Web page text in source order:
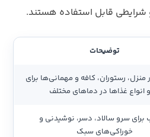
قابل استفاده هستند.
توضیحات
منزل، رستوران، کافه و مهمانی‌ها برای
انواع غذاها در دماهای مختلف
برای سرو سالاد، دسر، نوشیدنی و
خوراکی‌های سبک